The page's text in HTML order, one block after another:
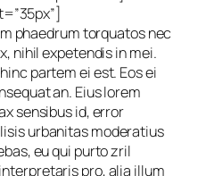
phaedrum torquatos nec
nihil expetendis in mei.
partem ei est. Eos ei
an. Eius lorem
sensibus id, error
urbanitas moderatius
eu qui purto zril
pro, alia illum